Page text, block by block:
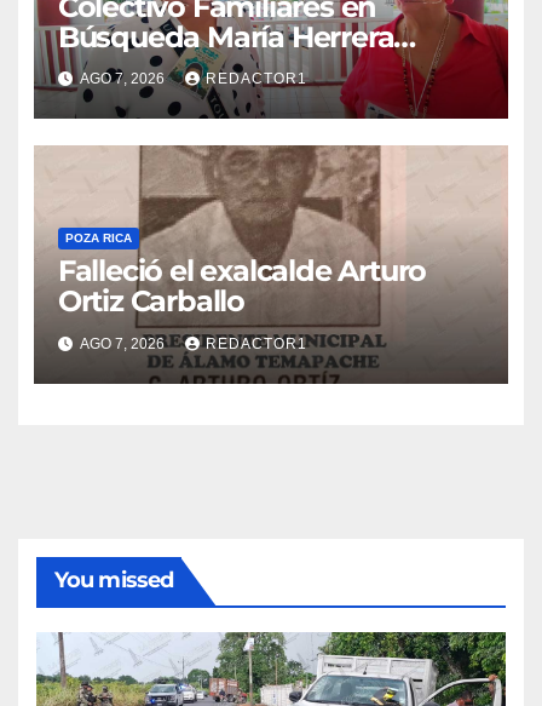
Búsqueda María Herrera
convoca a marcha
AGO 7, 2026 REDACTOR1
POZA RICA
Falleció el exalcalde Arturo
Ortiz Carballo
AGO 7, 2026 REDACTOR1
You missed